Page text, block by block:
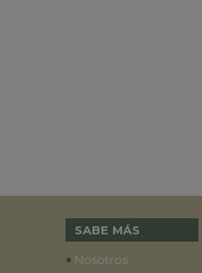
SABE MÁS
• Nosotros